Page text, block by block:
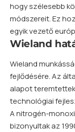
hogy szélesebb
módszereit. Ez
egyik vezető
Wieland
Wieland
fejlődésére. Az
alapot
technológiai
A nitrogén-
bizonyultak az